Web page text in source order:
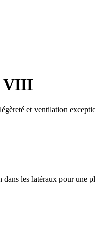
VIII
et ventilation
les latéraux pour une